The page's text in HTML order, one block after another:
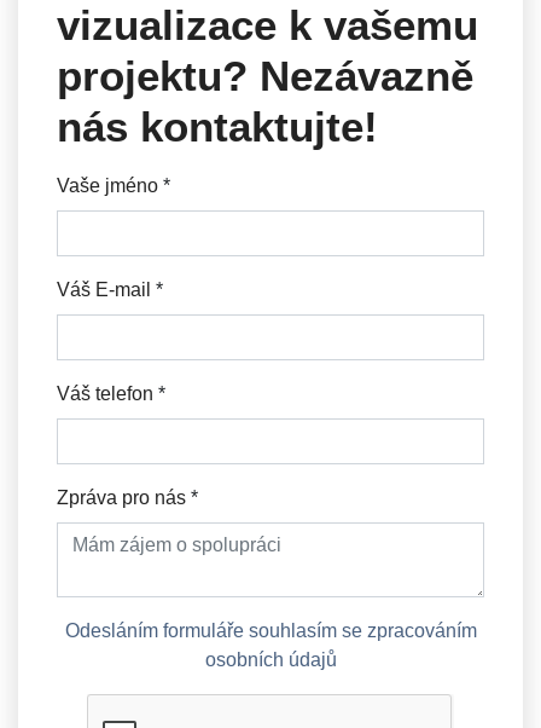
vizualizace k vašemu
projektu? Nezávazně
nás kontaktujte!
Vaše jméno *
Váš E-mail *
Váš telefon *
Zpráva pro nás *
Odesláním formuláře souhlasím se zpracováním
osobních údajů